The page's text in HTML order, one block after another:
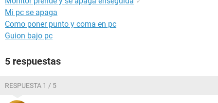
Mi pc se apaga
Como poner punto y coma en pc
Guion bajo pc
5 respuestas
RESPUESTA 1 / 5